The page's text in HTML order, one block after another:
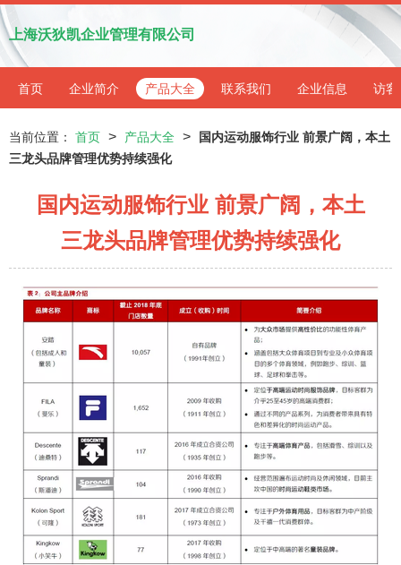
上海沃狄凯企业管理有限公司
首页 企业简介 产品大全 联系我们 企业信息 访客
当前位置： 首页 > 产品大全 >
国内运动服饰行业 前景广阔，本土
三龙头品牌管理优势持续强化
国内运动服饰行业 前景广阔，本土
三龙头品牌管理优势持续强化